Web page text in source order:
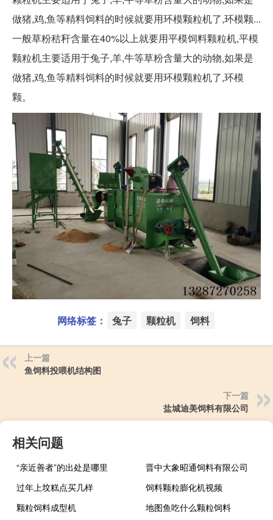
做猪,鸡,鱼等精料饲料的时候就要用环模颗粒机了,环模颗...
一般草粉秸秆含量在40%以上就要用平模饲料颗粒机,平模
颗粒机主要适用于兔子,羊,牛等草粉含量大的动物,如果是
做猪,鸡,鱼等精料饲料的时候就要用环模颗粒机了,环模
颗。
网络标签： 兔子 颗粒机 饲料
上一篇
鱼饲料投喂机结构图
下一篇
盐城迪美饲料有限公司
相关问题
“亲近善者”的出处是哪里
晋中大象昭通饲料有限公司
过年上坟糕点买几样
饲料颗粒膨化机视频
颗粒饲料成型机
地图鱼吃什么颗粒饲料